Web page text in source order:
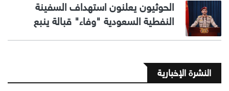
الحوثيون يعلنون استهداف السفينة
النفطية السعودية "وفاء" قبالة ينبع
النشرة الإخبارية